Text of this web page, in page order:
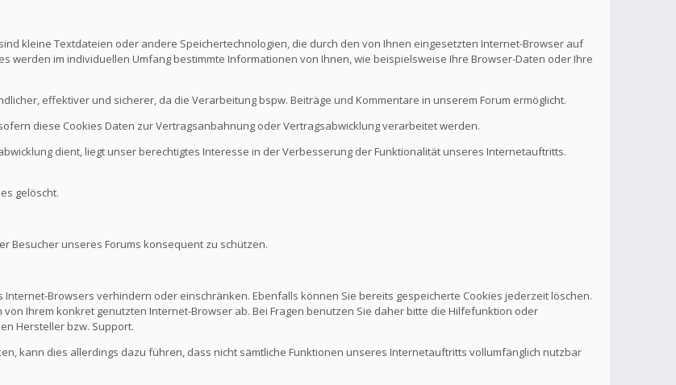
kleine Textdateien oder andere Speichertechnologien, die durch den von Ihnen eingesetzten Internet-Browser auf
werden im individuellen Umfang bestimmte Informationen von Ihnen, wie beispielsweise Ihre Browser-Daten oder Ihre
effektiver und sicherer, da die Verarbeitung bspw. Beiträge und Kommentare in unserem Forum ermöglicht.
diese Cookies Daten zur Vertragsanbahnung oder Vertragsabwicklung verarbeitet werden.
dient, liegt unser berechtigtes Interesse in der Verbesserung der Funktionalität unseres Internetauftritts.
gelöscht.
Besucher unseres Forums konsequent zu schützen.
Browsers verhindern oder einschränken. Ebenfalls können Sie bereits gespeicherte Cookies jederzeit löschen.
Ihrem konkret genutzten Internet-Browser ab. Bei Fragen benutzen Sie daher bitte die Hilfefunktion oder
Hersteller bzw. Support.
kann dies allerdings dazu führen, dass nicht sämtliche Funktionen unseres Internetauftritts vollumfänglich nutzbar